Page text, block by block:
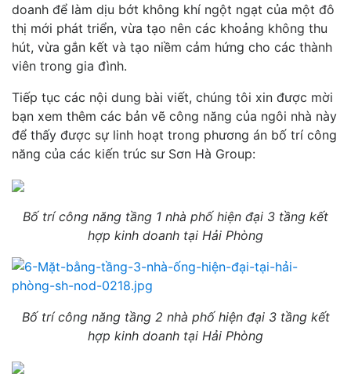
doanh để làm dịu bớt không khí ngột ngạt của một đô
thị mới phát triển, vừa tạo nên các khoảng không thu
hút, vừa gắn kết và tạo niềm cảm hứng cho các thành
viên trong gia đình.
Tiếp tục các nội dung bài viết, chúng tôi xin được mời
bạn xem thêm các bản vẽ công năng của ngôi nhà này
để thấy được sự linh hoạt trong phương án bố trí công
năng của các kiến trúc sư Sơn Hà Group:
Bố trí công năng tầng 1 nhà phố hiện đại 3 tầng kết
hợp kinh doanh tại Hải Phòng
Bố trí công năng tầng 2 nhà phố hiện đại 3 tầng kết
hợp kinh doanh tại Hải Phòng